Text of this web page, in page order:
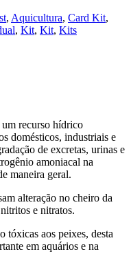
, Aquicultura, Card Kit,
, Kit, Kit, Kits
recurso hídrico
domésticos, industriais e
de excretas, urinas e
amoniacal na
maneira geral.
alteração no cheiro da
e nitratos.
tóxicas aos peixes, desta
em aquários e na